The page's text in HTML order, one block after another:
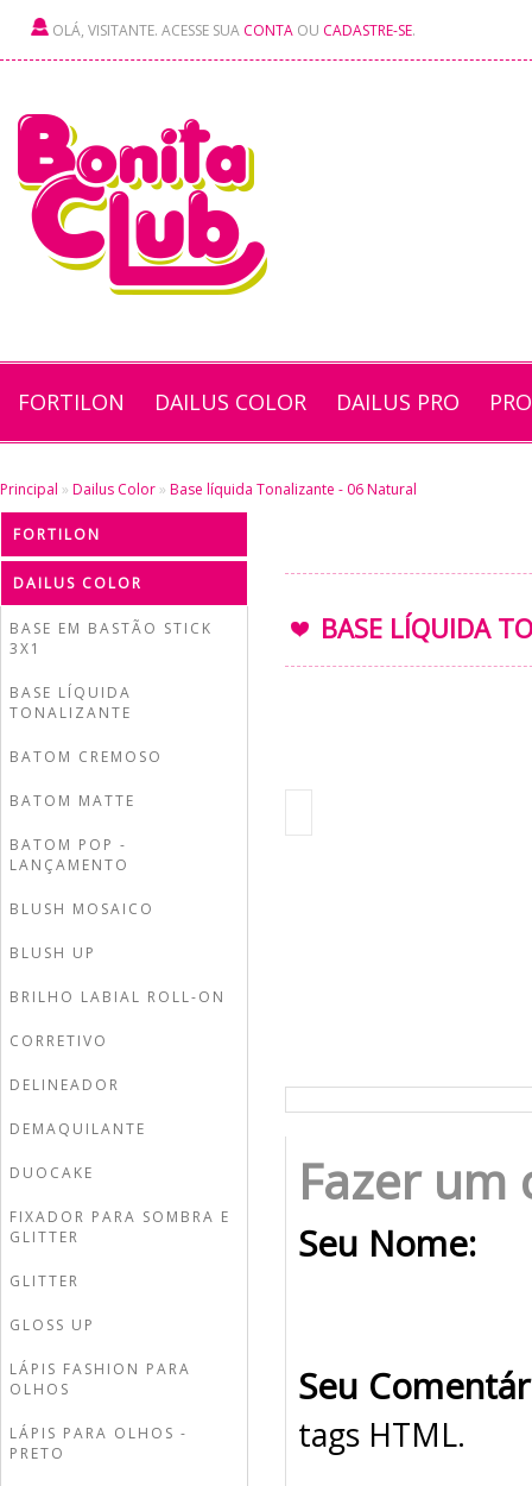
OLÁ, VISITANTE. ACESSE SUA CONTA OU CADASTRE-SE.
FORTILON DAILUS COLOR DAILUS PRO
Principal » Dailus Color » Base líquida Tonalizante - 06 Natural
FORTILON
DAILUS COLOR
BASE EM BASTÃO STICK
3X1
BASE LÍQUIDA
TONALIZANTE
BATOM CREMOSO
BATOM MATTE
BATOM POP -
LANÇAMENTO
BLUSH MOSAICO
BLUSH UP
BRILHO LABIAL ROLL-ON
CORRETIVO
DELINEADOR
DEMAQUILANTE
DUOCAKE
FIXADOR PARA SOMBRA E
GLITTER
GLITTER
GLOSS UP
LÁPIS FASHION PARA
OLHOS
LÁPIS PARA OLHOS -
PRETO
BASE LÍQUIDA
Fazer um
Seu Nome:
Seu
tags HTML.